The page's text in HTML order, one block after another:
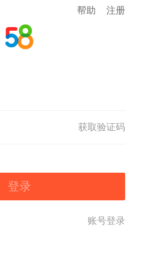
帮助 注册
获取验证码
登录
账号登录